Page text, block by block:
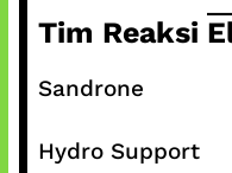
Tim Reaksi
Sandrone
Hydro Support